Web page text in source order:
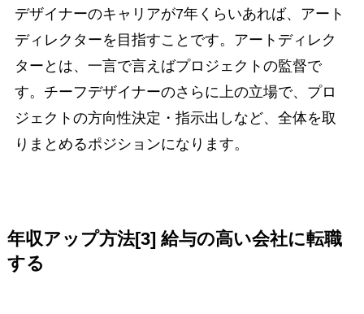
デザイナーのキャリアが7年くらいあれば、アート
ディレクターを目指すことです。アートディレク
ターとは、一言で言えばプロジェクトの監督で
す。チーフデザイナーのさらに上の立場で、プロ
ジェクトの方向性決定・指示出しなど、全体を取
りまとめるポジションになります。
年収アップ方法[3] 給与の高い会社に転職
する